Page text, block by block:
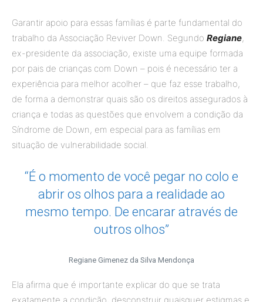
Garantir apoio para essas famílias é parte fundamental do
trabalho da Associação Reviver Down. Segundo Regiane,
ex-presidente da associação, existe uma equipe formada
por pais de crianças com Down – pois é necessário ter a
experiência para melhor acolher – que faz esse trabalho,
de forma a demonstrar quais são os direitos assegurados à
criança e todas as questões que envolvem a condição da
Síndrome de Down, em especial para as famílias em
situação de vulnerabilidade social.
“É o momento de você pegar no colo e
abrir os olhos para a realidade ao
mesmo tempo. De encarar através de
outros olhos”
Regiane Gimenez da Silva Mendonça
Ela afirma que é importante explicar do que se trata
exatamente a condição, desconstruir quaisquer estigmas e